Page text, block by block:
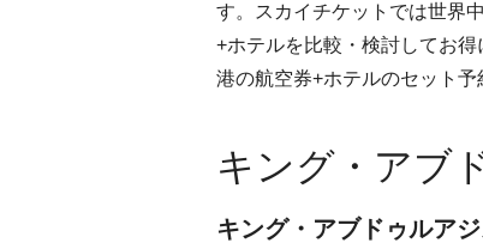
す。スカイチケットでは世界
+ホテルを比較・検討してお
港の航空券+ホテルのセット予
キング・アブ
キング・アブドゥルア